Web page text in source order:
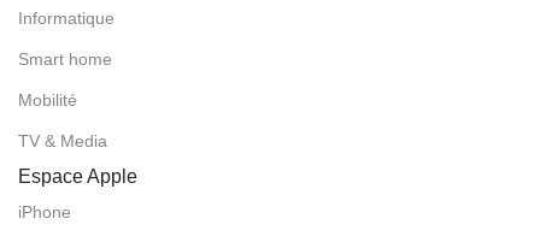
Informatique
Smart home
Mobilité
TV & Media
Espace Apple
iPhone